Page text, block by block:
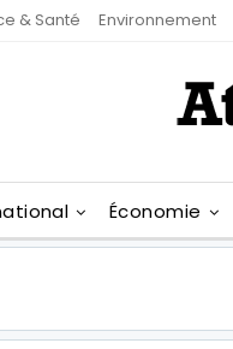
& Santé Environnement
Économie